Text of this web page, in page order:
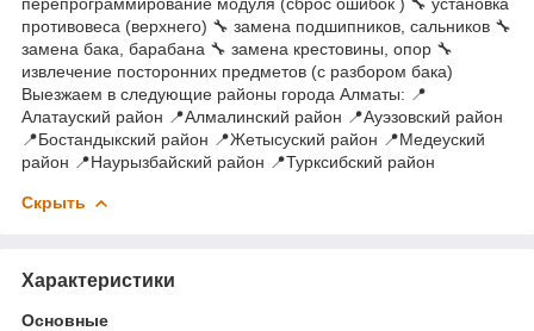
противовеса (верхнего) 🔧 замена подшипников, сальников 🔧
замена бака, барабана 🔧 замена крестовины, опор 🔧
извлечение посторонних предметов (с разбором бака)
Выезжаем в следующие районы города Алматы: 📍
Алатауский район 📍Алмалинский район 📍Ауэзовский район
📍Бостандыкский район 📍Жетысуский район 📍Медеуский
район 📍Наурызбайский район 📍Турксибский район
Скрыть
Характеристики
Основные